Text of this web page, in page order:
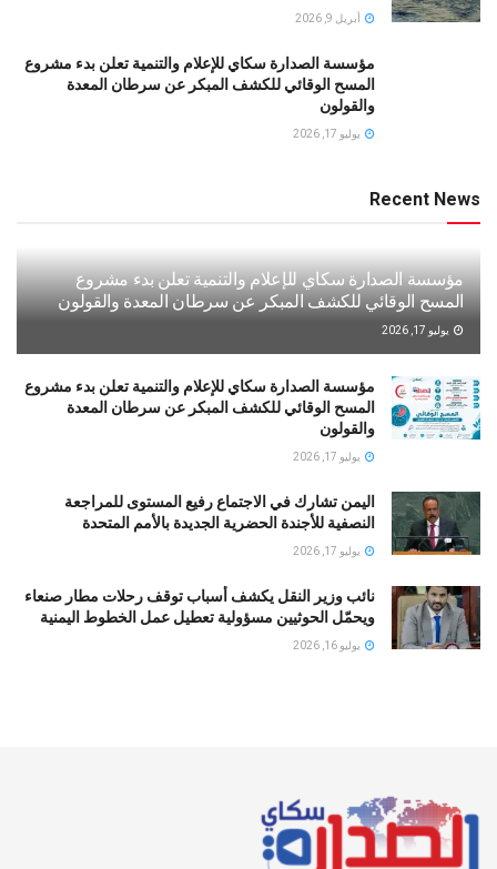
أبريل 9, 2026
مؤسسة الصدارة سكاي للإعلام والتنمية تعلن بدء مشروع
المسح الوقائي للكشف المبكر عن سرطان المعدة
والقولون
يوليو 17, 2026
Recent News
مؤسسة الصدارة سكاي للإعلام والتنمية تعلن بدء مشروع
المسح الوقائي للكشف المبكر عن سرطان المعدة والقولون
يوليو 17, 2026
مؤسسة الصدارة سكاي للإعلام والتنمية تعلن بدء مشروع
المسح الوقائي للكشف المبكر عن سرطان المعدة
والقولون
يوليو 17, 2026
اليمن تشارك في الاجتماع رفيع المستوى للمراجعة
النصفية للأجندة الحضرية الجديدة بالأمم المتحدة
يوليو 17, 2026
نائب وزير النقل يكشف أسباب توقف رحلات مطار صنعاء
ويحمّل الحوثيين مسؤولية تعطيل عمل الخطوط اليمنية
يوليو 16, 2026